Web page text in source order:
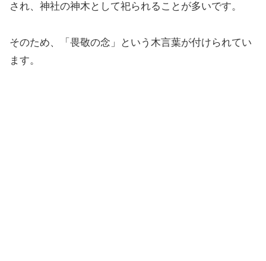
され、神社の神木として祀られることが多いです。
そのため、「畏敬の念」という木言葉が付けられてい
ます。